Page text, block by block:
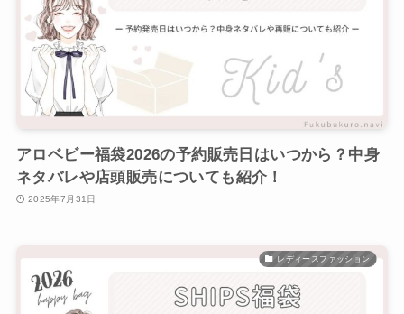
アロベビー福袋2026の予約販売日はいつから？中身
ネタバレや店頭販売についても紹介！
2025年7月31日
レディースファッション